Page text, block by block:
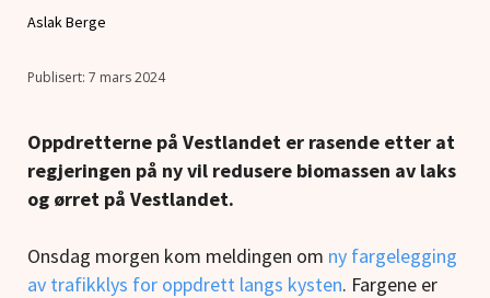
Aslak Berge
7 mars 2024
Oppdretterne på Vestlandet er rasende etter at
regjeringen på ny vil redusere biomassen av laks
og ørret på Vestlandet.
Onsdag morgen kom meldingen om ny fargelegging
av trafikklys for oppdrett langs kysten. Fargene er